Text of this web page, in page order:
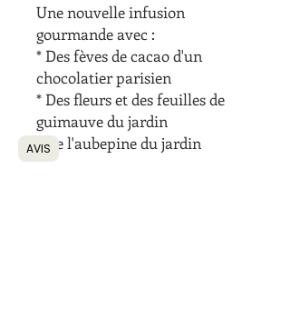
Une nouvelle infusion
gourmande avec :
* Des fèves de cacao d'un
chocolatier parisien
* Des fleurs et des feuilles de
guimauve du jardin
* De l'aubepine du jardin
AVIS